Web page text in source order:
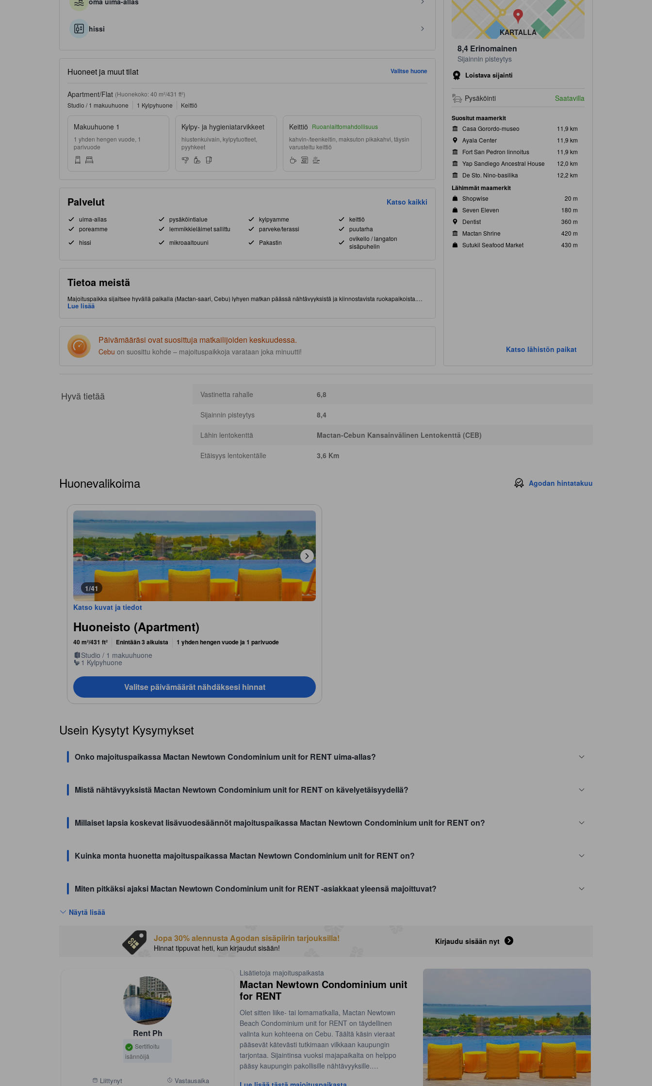
hissi
Huoneet ja muut tilat Valitse huone
Apartment/Flat (Huonekoko: 40 m²/431 ft²)
Studio / 1 makuuhuone
1 Kylpyhuone Keittiö
Makuuhuone 1
1 yhden hengen vuode, 1
parivuode
Kylpy- ja hygieniatarvikkeet
hiustenkuivain, kylpytuotteet,
pyyhkeet
Keittiö Ruoanlaittomahdollisuus
kahvin-/teenkeitin, maksuton pikakahvi, täysin
varusteltu keittiö
Palvelut Katso kaikki
uima-allas pysäköintialue kylpyamme
keittiö
poreamme
lemmikkieläimet sallittu parveke/terassi
puutarha
hissi
mikroaaltouuni Pakastin
ovikello / langaton
sisäpuhelin
Tietoa meistä
Majoituspaikka sijaitsee hyvällä paikalla (Mactan-saari, Cebu) lyhyen matkan päässä nähtävyyksistä ja kiinnostavista ruokapaikoista.
Tässä tasokkaassa 5.0 tähden majoituspaikassa on muun muassa ulkouima-allas ja poreamme.
Lue lisää
Päivämääräsi ovat suosittuja matkailijoiden keskuudessa.
Cebu on suosittu kohde – majoituspaikkoja varataan joka minuutti!
KARTALLA
8,4 Erinomainen
Sijainnin pisteytys
Loistava sijainti
Pysäköinti Saatavilla
Suositut maamerkit
Casa Gorordo-museo
11,9 km
Ayala Center
11,9 km
Fort San Pedron linnoitus
11,9 km
Yap Sandiego Ancestral House
12,0 km
De Sto. Nino-basilika
12,2 km
Lähimmät maamerkit
Shopwise
20 m
Seven Eleven
180 m
Dentist
360 m
Mactan Shrine
420 m
Sutukil Seafood Market
430 m
Katso lähistön paikat
Hyvä tietää Vastinetta rahalle 6,8
Sijainnin pisteytys 8,4
Lähin lentokenttä Mactan-Cebun Kansainvälinen Lentokenttä (CEB)
Etäisyys lentokentälle 3,6 Km
Huonevalikoima Agodan hintatakuu
1/41
Katso kuvat ja tiedot
Huoneisto (Apartment)
40 m²/431 ft² Enintään 3 aikuista 1 yhden hengen vuode ja 1 parivuode
Studio / 1 makuuhuone
1 Kylpyhuone
Valitse päivämäärät nähdäksesi hinnat
Usein Kysytyt Kysymykset
Onko majoituspaikassa Mactan Newtown Condominium unit for RENT uima-allas?
Mistä nähtävyyksistä Mactan Newtown Condominium unit for RENT on kävelyetäisyydellä?
Millaiset lapsia koskevat lisävuodesäännöt majoituspaikassa Mactan Newtown Condominium unit for RENT on?
Kuinka monta huonetta majoituspaikassa Mactan Newtown Condominium unit for RENT on?
Miten pitkäksi ajaksi Mactan Newtown Condominium unit for RENT -asiakkaat yleensä majoittuvat?
Näytä lisää
Jopa 30% alennusta Agodan sisäpiirin tarjouksilla!
Hinnat tippuvat heti, kun kirjaudut sisään!
Kirjaudu sisään nyt
Rent Ph
Sertifioitu
isännöijä
Liittynyt
Vastausaika
Lisätietoja majoituspaikasta
Mactan Newtown Condominium unit
for RENT
Olet sitten liike- tai lomamatkalla, Mactan Newtown
Beach Condominium unit for RENT on täydellinen
valinta kun kohteena on Cebu. Täältä käsin vieraat
pääsevät kätevästi tutkimaan vilkkaan kaupungin
tarjontaa. Sijaintinsa vuoksi majapaikalta on helppo
pääsy kaupungin pakollisille nähtävyyksille.